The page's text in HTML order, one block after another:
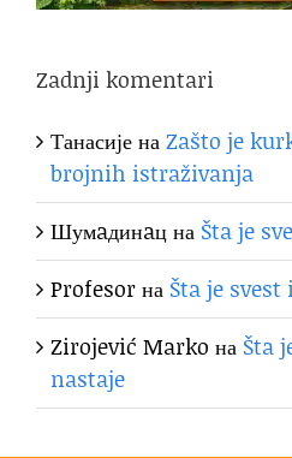
Zadnji komentari
ТанасијенаZašto je
brojnih istraživanja
Шумaдинaцна Šta je
Profesorна Šta je
Zirojević Marko на Šta
nastaje